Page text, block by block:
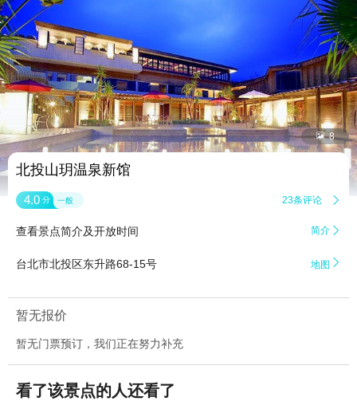
 8
北投山玥温泉新馆
4.0 分 一般 23条评论 
查看景点简介及开放时间 简介 
台北市北投区东升路68-15号 地图 
暂无报价
暂无门票预订，我们正在努力补充
看了该景点的人还看了
